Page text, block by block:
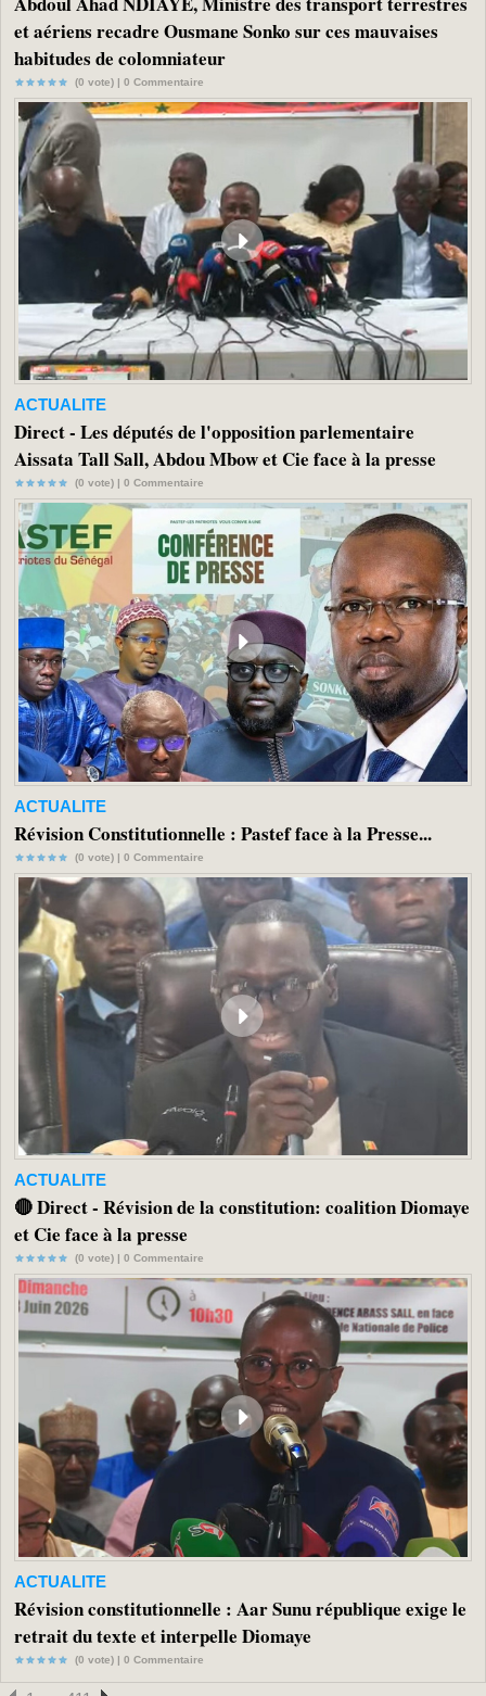
et aériens recadre Ousmane Sonko sur ces mauvaises
habitudes de colomniateur
(0 vote) | 0 Commentaire
ACTUALITE
Direct - Les députés de l'opposition parlementaire
Aissata Tall Sall, Abdou Mbow et Cie face à la presse
(0 vote) | 0 Commentaire
ACTUALITE
Révision Constitutionnelle : Pastef face à la Presse...
(0 vote) | 0 Commentaire
ACTUALITE
🔴 Direct - Révision de la constitution: coalition Diomaye
et Cie face à la presse
(0 vote) | 0 Commentaire
ACTUALITE
Révision constitutionnelle : Aar Sunu république exige le
retrait du texte et interpelle Diomaye
(0 vote) | 0 Commentaire